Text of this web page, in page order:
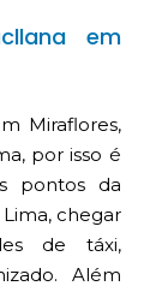
em
Miraflores,
por isso é
pontos da
chegar
de táxi,
Além